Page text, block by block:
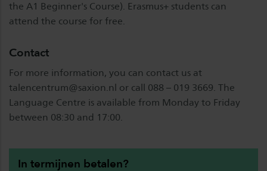
the A1 Beginner's Course). Erasmus+ students can
attend the course for free.
Contact
For more information, you can contact us at
talencentrum@saxion.nl or call 088 – 019 3669. The
Language Centre is available from Monday to Friday
between 08:30 and 17:00.
In termijnen betalen?